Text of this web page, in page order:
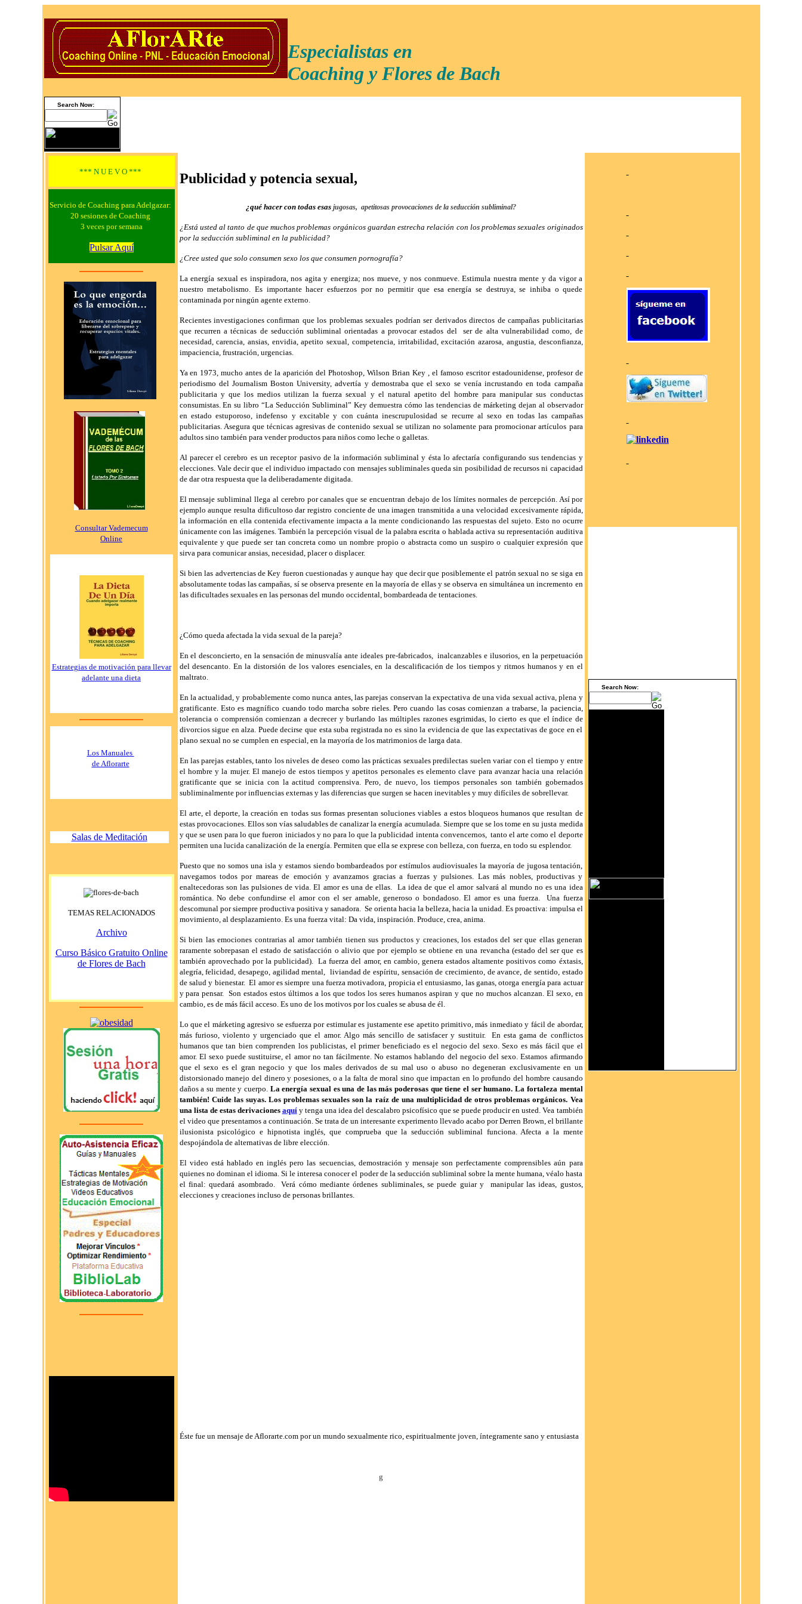
Especialistas en
Coaching y Flores de Bach
Search Now:
*** N U E V O ***
Servicio de Coaching para Adelgazar:
20 sesiones de Coaching
3 veces por semana
Pulsar Aquí
Consultar Vademecum
Online
Estrategias de motivación para llevar
adelante una dieta
Los Manuales
de Aflorarte
Salas de Meditación
TEMAS RELACIONADOS
Archivo
Curso Básico Gratuito Online
de Flores de Bach
Publicidad y potencia sexual,
¿qué hacer con todas esas jugosas, apetitosas provocaciones de la seducción subliminal?
¿Está usted al tanto de que muchos problemas orgánicos guardan estrecha relación con los problemas sexuales originados
por la seducción subliminal en la publicidad?
¿Cree usted que solo consumen sexo los que consumen pornografía?
La energía sexual es inspiradora, nos agita y energiza; nos mueve, y nos conmueve. Estimula nuestra mente y da vigor a
nuestro metabolismo. Es importante hacer esfuerzos por no permitir que esa energía se destruya, se inhiba o quede
contaminada por ningún agente externo.
Recientes investigaciones confirman que los problemas sexuales podrían ser derivados directos de campañas publicitarias
que recurren a técnicas de seducción subliminal orientadas a provocar estados del
ser de alta vulnerabilidad como, de
necesidad, carencia, ansias, envidia, apetito sexual, competencia, irritabilidad, excitación azarosa, angustia, desconfianza,
impaciencia, frustración, urgencias.
Ya en 1973, mucho antes de la aparición del Photoshop, Wilson Brian Key , el famoso escritor estadounidense, profesor de
periodismo del Journalism Boston University, advertía y demostraba que el sexo se venía incrustando en toda campaña
publicitaria y que los medios utilizan la fuerza sexual y el natural apetito del hombre para manipular sus conductas
consumistas. En su libro “La Seducción Subliminal” Key demuestra cómo las tendencias de márketing dejan al observador
en estado estuporoso, indefenso y excitable y con cuánta inescrupulosidad se recurre al sexo en todas las campañas
publicitarias. Asegura que técnicas agresivas de contenido sexual se utilizan no solamente para promocionar artículos para
adultos sino también para vender productos para niños como leche o galletas.
Al parecer el cerebro es un receptor pasivo de la información subliminal y ésta lo afectaría configurando sus tendencias y
elecciones. Vale decir que el individuo impactado con mensajes subliminales queda sin posibilidad de recursos ni capacidad
de dar otra respuesta que la deliberadamente digitada.
El mensaje subliminal llega al cerebro por canales que se encuentran debajo de los límites normales de percepción. Así por
ejemplo aunque resulta dificultoso dar registro conciente de una imagen transmitida a una velocidad excesivamente rápida,
la información en ella contenida efectivamente impacta a la mente condicionando las respuestas del sujeto. Esto no ocurre
únicamente con las imágenes. También la percepción visual de la palabra escrita o hablada activa su representación auditiva
equivalente y que puede ser tan concreta como un nombre propio o abstracta como un suspiro o cualquier expresión que
sirva para comunicar ansias, necesidad, placer o displacer.
Si bien las advertencias de Key fueron cuestionadas y aunque hay que decir que posiblemente el patrón sexual no se siga en
absolutamente todas las campañas, sí se observa presente en la mayoría de ellas y se observa en simultánea un incremento en
las dificultades sexuales en las personas del mundo occidental, bombardeada de tentaciones.
¿Cómo queda afectada la vida sexual de la pareja?
En el desconcierto, en la sensación de minusvalía ante ideales pre-fabricados, inalcanzables e ilusorios, en la perpetuación
del desencanto. En la distorsión de los valores esenciales, en la descalificación de los tiempos y ritmos humanos y en el
maltrato.
En la actualidad, y probablemente como nunca antes, las parejas conservan la expectativa de una vida sexual activa, plena y
gratificante. Esto es magnífico cuando todo marcha sobre rieles. Pero cuando las cosas comienzan a trabarse, la paciencia,
tolerancia o comprensión comienzan a decrecer y burlando las múltiples razones esgrimidas, lo cierto es que el índice de
divorcios sigue en alza. Puede decirse que esta suba registrada no es sino la evidencia de que las expectativas de goce en el
plano sexual no se cumplen en especial, en la mayoría de los matrimonios de larga data.
En las parejas estables, tanto los niveles de deseo como las prácticas sexuales predilectas suelen variar con el tiempo y entre
el hombre y la mujer. El manejo de estos tiempos y apetitos personales es elemento clave para avanzar hacia una relación
gratificante que se inicia con la actitud comprensiva. Pero, de nuevo, los tiempos personales son también gobernados
subliminalmente por influencias externas y las diferencias que surgen se hacen inevitables y muy difíciles de sobrellevar.
El arte, el deporte, la creación en todas sus formas presentan soluciones viables a estos bloqueos humanos que resultan de
estas provocaciones. Ellos son vías saludables de canalizar la energía acumulada. Siempre que se los tome en su justa medida
y que se usen para lo que fueron iniciados y no para lo que la publicidad intenta convencernos, tanto el arte como el deporte
permiten una lucida canalización de la energía. Permiten que ella se exprese con belleza, con fuerza, en todo su esplendor.
Puesto que no somos una isla y estamos siendo bombardeados por estímulos audiovisuales la mayoría de jugosa tentación,
navegamos todos por mareas de emoción y avanzamos gracias a fuerzas y pulsiones. Las más nobles, productivas y
enaltecedoras son las pulsiones de vida. El amor es una de ellas.
La idea de que el amor salvará al mundo no es una idea
romántica. No debe confundirse el amor con el ser amable, generoso o bondadoso. El amor es una fuerza.
Una fuerza
descomunal por siempre productiva positiva y sanadora.
Se orienta hacia la belleza, hacia la unidad. Es proactiva: impulsa el
movimiento, al desplazamiento. Es una fuerza vital: Da vida, inspiración. Produce, crea, anima.
Si bien las emociones contrarias al amor también tienen sus productos y creaciones, los estados del ser que ellas generan
raramente sobrepasan el estado de satisfacción o alivio que por ejemplo se obtiene en una revancha (estado del ser que es
también aprovechado por la publicidad).
La fuerza del amor, en cambio, genera estados altamente positivos como éxtasis,
alegría, felicidad, desapego, agilidad mental,
liviandad de espíritu, sensación de crecimiento, de avance, de sentido, estado
de salud y bienestar. El amor es siempre una fuerza motivadora, propicia el entusiasmo, las ganas, otorga energía para actuar
y para pensar.
Son estados estos últimos a los que todos los seres humanos aspiran y que no muchos alcanzan. El sexo, en
cambio, es de más fácil acceso. Es uno de los motivos por los cuales se abusa de él.
Lo que el márketing agresivo se esfuerza por estimular es justamente ese apetito primitivo, más inmediato y fácil de abordar,
más furioso, violento y urgenciado que el amor. Algo más sencillo de satisfacer y sustituir.
En esta gama de conflictos
humanos que tan bien comprenden los publicistas, el primer beneficiado es el negocio del sexo. Sexo es más fácil que el
amor. El sexo puede sustituirse, el amor no tan fácilmente. No estamos hablando del negocio del sexo. Estamos afirmando
que el sexo es el gran negocio y que los males derivados de su mal uso o abuso no degeneran exclusivamente en un
distorsionado manejo del dinero y posesiones, o a la falta de moral sino que impactan en lo profundo del hombre causando
daños a su mente y cuerpo. La energía sexual es una de las más poderosas que tiene el ser humano. La fortaleza mental
también! Cuide las suyas. Los problemas sexuales son la raíz de una multiplicidad de otros problemas orgánicos. Vea
una lista de estas derivaciones aquí y tenga una idea del descalabro psicofísico que se puede producir en usted. Vea también
el video que presentamos a continuación. Se trata de un interesante experimento llevado acabo por Derren Brown, el brillante
ilusionista psicológico e hipnotista inglés, que comprueba que la seducción subliminal funciona. Afecta a la mente
despojándola de alternativas de libre elección.
El video está hablado en inglés pero las secuencias, demostración y mensaje son perfectamente comprensibles aún para
quienes no dominan el idioma. Si le interesa conocer el poder de la seducción subliminal sobre la mente humana, véalo hasta
el final: quedará asombrado.
Verá cómo mediante órdenes subliminales, se puede guiar y manipular las ideas, gustos,
elecciones y creaciones incluso de personas brillantes.
Éste fue un mensaje de Aflorarte.com por un mundo sexualmente rico, espiritualmente joven, íntegramente sano y entusiasta
g
Search Now: